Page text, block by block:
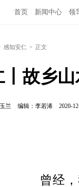
首页 新闻中心 领
感知安仁 > 正文
故乡
兰 编辑：李若浠 2020-
曾经